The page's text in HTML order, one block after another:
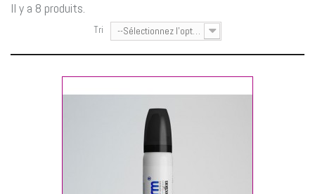
Il y a 8 produits.
Tri --Sélectionnez l'option--